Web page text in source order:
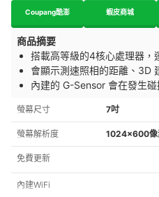
Coupang酷澎 蝦皮商城
商品摘要
搭載高等級的4核心處理器，
會顯示測速照相的距離、3D
內建的 G-Sensor 會在發生
螢幕尺寸 7吋
螢幕解析度 1024×600像
免費更新
內建WiFi